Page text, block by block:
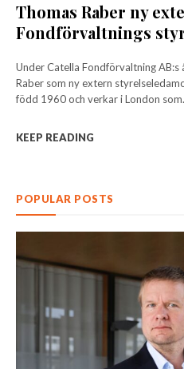
Thomas Raber ny
Fondförvaltnings
Under Catella Fondförvaltning
Raber som ny extern styrelseledamot i styrelsen.
född 1960 och verkar i London
KEEP READING
POPULAR POSTS